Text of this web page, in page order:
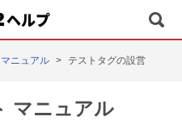
ヘルプ
マニュアル テストタグの設営
マニュアル